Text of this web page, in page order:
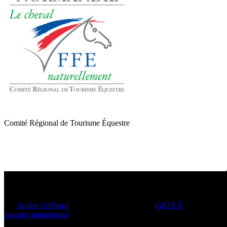
Comité Régional de Tourisme Équestre
Ambre Sélébard GRTEN
Aucun commentaire